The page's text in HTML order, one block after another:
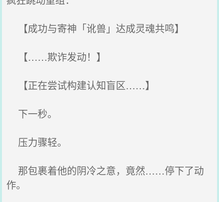
【成功与寄神「讹兽」达成灵魂共鸣】
【……欺诈发动！】
【正在尝试构建认知盲区……】
下一秒。
压力骤轻。
那包裹着他的阴冷之意，竟然……停下了动
作。